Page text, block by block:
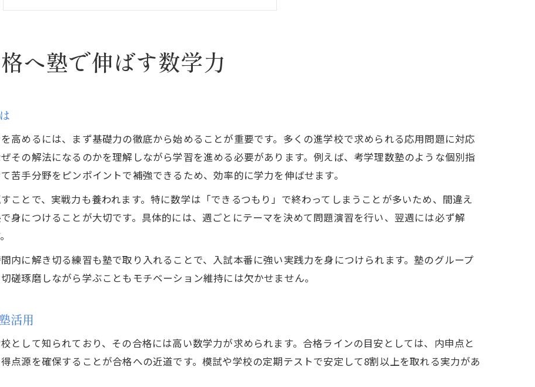
塾指導で変わる数学の得点力と合格可能性
坂井市在住なら押さえたい高校別塾活用法
高校ごとに最適な塾の通い方を徹底解説
塾活用で高校ごとの学力差を乗り越える方法
藤島・高志・北陸高校対策に強い塾の探し方
数学対策に強い塾選びの秘訣を徹底解明
数学対策に強い塾の特徴と選び方のコツ
塾選びで数学力が伸びる理由を解説
実力派塾が実践する数学指導の実際とは
塾比較でわかる合格率アップの秘訣
高校生の塾通塾開始時期と成績アップの関係
志望校別に見る塾開始時期の正しい選び方
へ塾で伸ばす数学力
高めるには、まず基礎力の徹底から始めることが重要です。多くの進学校で求められる応用問題に対応
その解法になるのかを理解しながら学習を進める必要があります。例えば、考学理数塾のような個別指
苦手分野をピンポイントで補強できるため、効率的に学力を伸ばせます。
ことで、実戦力も養われます。特に数学は「できるつもり」で終わってしまうことが多いため、間違え
身につけることが大切です。具体的には、週ごとにテーマを決めて問題演習を行い、翌週には必ず解
内に解き切る練習も塾で取り入れることで、入試本番に強い実践力を身につけられます。塾のグループ
磋琢磨しながら学ぶこともモチベーション維持には欠かせません。
活用
として知られており、その合格には高い数学力が求められます。合格ラインの目安としては、内申点と
点源を確保することが合格への近道です。模試や学校の定期テストで安定して8割以上を取れる実力があ